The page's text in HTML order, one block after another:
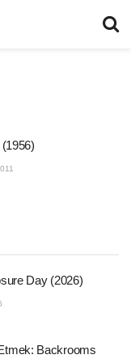
Day (2026)
Backrooms